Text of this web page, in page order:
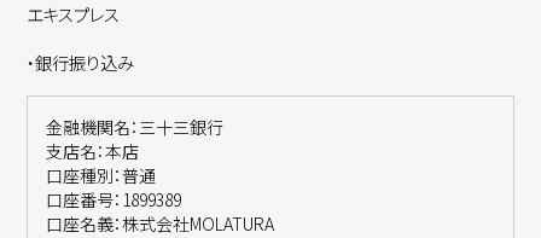
エキスプレス
・銀行振り込み
金融機関名：三十三銀行
支店名：本店
口座種別：普通
口座番号：1899389
口座名義：株式会社MOLATURA